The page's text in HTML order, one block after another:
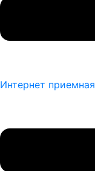
Интернет приемная